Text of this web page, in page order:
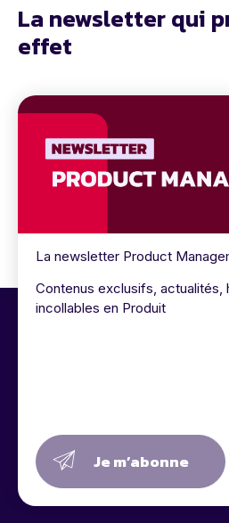
La newsletter qui
effet
La newsletter Product
Contenus exclusifs, actualités,
incollables en Produit
Je m’abonne